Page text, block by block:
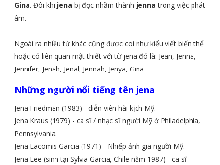
Gina. Đôi khi jena bị đọc nhầm thành jenna trong việc phát
âm.
Ngoài ra nhiều từ khác cũng được coi như kiểu viết biến thể
hoặc có liên quan mật thiết với từ jena đó là: Jean, Jenna,
Jennifer, Jenah, Jenal, Jennah, Jenya, Gina…
Những người nổi tiếng tên jena
Jena Friedman (1983) - diễn viên hài kịch Mỹ.
Jena Kraus (1979) - ca sĩ / nhạc sĩ người Mỹ ở Philadelphia,
Pennsylvania.
Jena Lacomis Garcia (1971) - Nhiếp ảnh gia người Mỹ.
Jena Lee (sinh tại Sylvia Garcia, Chile năm 1987) - ca sĩ